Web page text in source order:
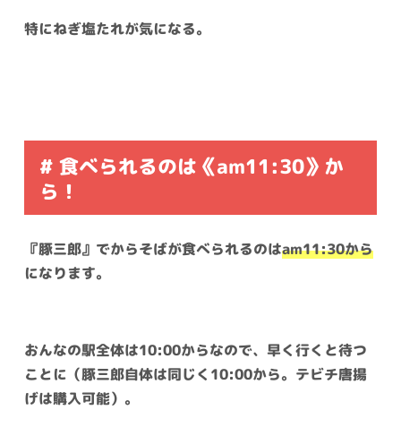
特にねぎ塩たれが気になる。
# 食べられるのは《am11:30》か
ら！
『豚三郎』でからそばが食べられるのはam11:30から
になります。
おんなの駅全体は10:00からなので、早く行くと待つ
ことに（豚三郎自体は同じく10:00から。テビチ唐揚
げは購入可能）。